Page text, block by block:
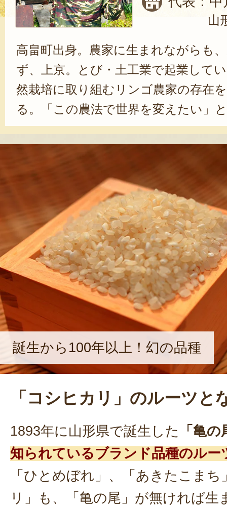
山
高畠町出身。農家に生まれながらも
ず、上京。とび・土工業で起業して
然栽培に取り組むリンゴ農家の存在
る。「この農法で世界を変えたい」
栽培の農家になることを決意。2011
て就農。農薬や肥料を一切使わずに
栽培している。中川さんは、「自然
食育・環境保全と多岐にわたる分野
を持つ農法だよ」と笑顔で語った。
ない自然栽培農家として、日々、農
誕生から100年以上！幻の品種
「コシヒカリ」のルーツと
1893年に山形県で誕生した
「亀の
知られているブランド品種のルー
「ひとめぼれ」、「あきたこま
リ」も、「亀の尾」が無ければ生